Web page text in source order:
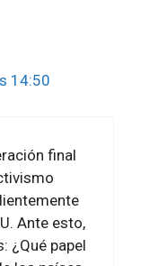
14:50
final
Ante esto,
¿Qué papel